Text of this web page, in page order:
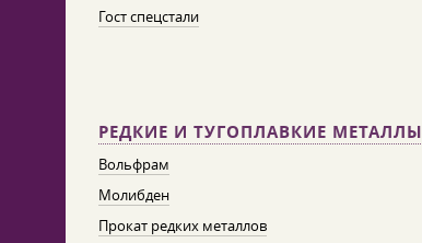
Гост спецстали
РЕДКИЕ И ТУГОПЛАВКИЕ МЕТАЛЛЫ
Вольфрам
Молибден
Прокат редких металлов